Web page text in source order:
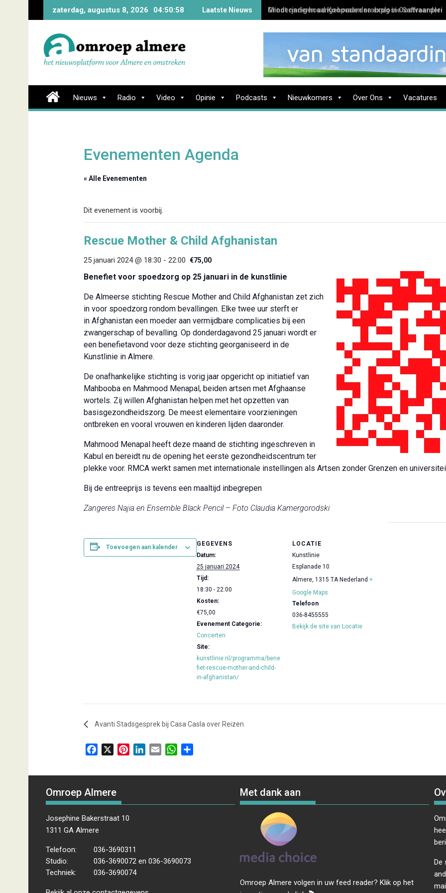
zaterdag, augustus 8, 2026 04:50:59 Laatste Nieuws Groot onderhoud Koopvaardersbrug in
Nieuws Radio Video Opinie Podcasts Nieuwkomers Over Ons Vacatures
Evenementen Agenda
« Alle Evenementen
Dit evenement is voorbij.
Rescue Mother & Child Afghanistan
25 januari 2024 @ 18:30 - 22:00 €75,00
Benefiet voor spoedzorg op 25 januari in de kunstlinie
De Almeerse stichting Rescue Mother and Child Afghanistan zet zich
in voor spoedzorg rondom bevallingen. Elke twee uur sterft er
in Afghanistan een moeder aan vermijdbare complicaties bij een
zwangerschap of bevalling. Op donderdagavond 25 januari wordt er
een benefietavond voor deze stichting georganiseerd in de
Kunstlinie in Almere.
De onafhankelijke stichting is vorig jaar opgericht op initiatief van
Mahbooba en Mahmood Menapal, beiden artsen met Afghaanse
wortels. Zij willen Afghanistan helpen met het opzetten van
basisgezondheidszorg. De meest elementaire voorzieningen
ontbreken en vooral vrouwen en kinderen lijden daaronder.
Mahmood Menapal heeft deze maand de stichting ingeschreven in
Kabul en bereidt nu de opening het eerste gezondheidscentrum ter
plekke voor. RMCA werkt samen met internationale instellingen als Artsen zonder Grenzen en
Bij de entreeprijs is tevens een maaltijd inbegrepen
Zangeres Najia en Ensemble Black Pencil – Foto Claudia Kamergorodski
Toevoegen aan kalender
GEGEVENS
Datum:
25 januari 2024
Tijd:
18:30 - 22:00
Kosten:
€75,00
Evenement Categorie:
Concerten
Site:
kunstlinie.nl/programma/bene
fiet-rescue-mother-and-child-
in-afghanistan/
LOCATIE
Kunstlinie
Esplanade 10
Almere, 1315 TA Nederland +
Google Maps
Telefoon
036-8455555
Bekijk de site van Locatie
Avanti Stadsgesprek bij Casa Casla over Reizen
c
b
o
k
n
t
n
a
W
a
l
Omroep Almere
Josephine Bakerstraat 10
1311 GA Almere
Telefoon:
036-3690311
Studio:
036-3690072 en 036-3690073
Techniek:
036-3690074
Met dank aan
Omroep Almere volgen in uw feed reader? Klik op het
De